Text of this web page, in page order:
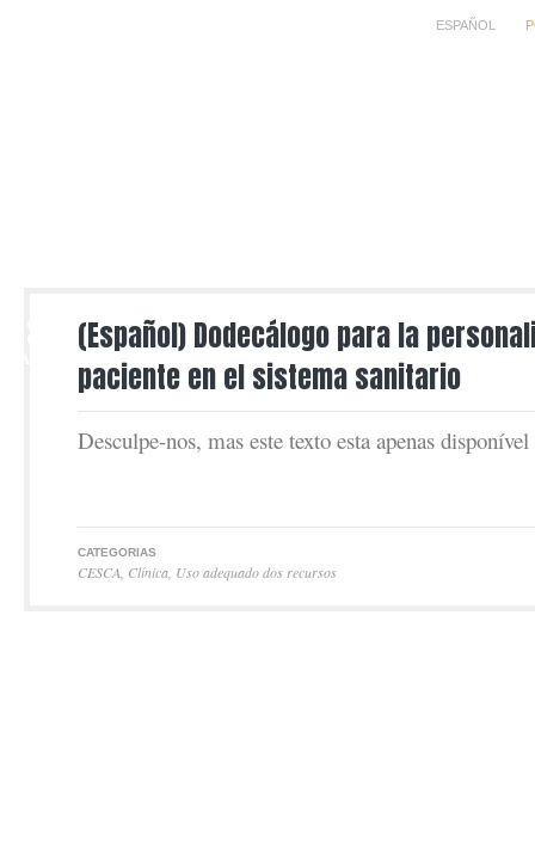
ESPAÑOL
(Español) Dodecálogo para la
paciente en el sistema sanitario
Desculpe-nos, mas este texto esta apenas
CATEGORIAS
CESCA Clínica Uso adequado dos recursos